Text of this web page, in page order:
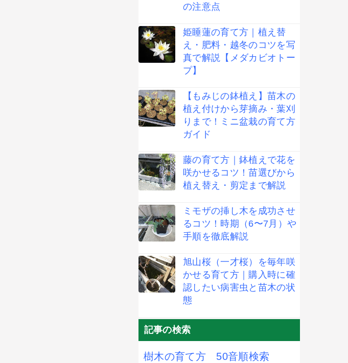
の注意点
姫睡蓮の育て方｜植え替
え・肥料・越冬のコツを写
真で解説【メダカビオトー
プ】
【もみじの鉢植え】苗木の
植え付けから芽摘み・葉刈
りまで！ミニ盆栽の育て方
ガイド
藤の育て方｜鉢植えで花を
咲かせるコツ！苗選びから
植え替え・剪定まで解説
ミモザの挿し木を成功させ
るコツ！時期（6〜7月）や
手順を徹底解説
旭山桜（一才桜）を毎年咲
かせる育て方｜購入時に確
認したい病害虫と苗木の状
態
記事の検索
樹木の育て方 50音順検索